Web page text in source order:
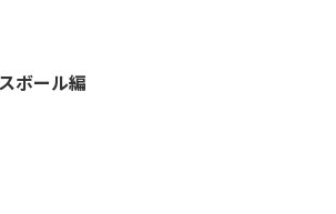
ボール編